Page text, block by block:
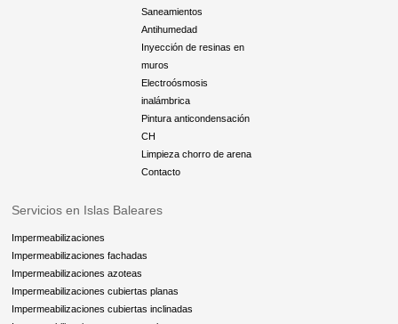
Saneamientos
Antihumedad
Inyección de resinas en
muros
Electroósmosis
inalámbrica
Pintura anticondensación
CH
Limpieza chorro de arena
Contacto
Servicios en Islas Baleares
Impermeabilizaciones
Impermeabilizaciones fachadas
Impermeabilizaciones azoteas
Impermeabilizaciones cubiertas planas
Impermeabilizaciones cubiertas inclinadas